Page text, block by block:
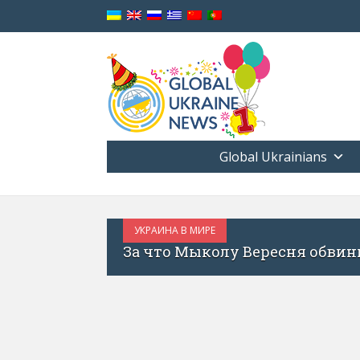
Global Ukrainians
УКРАИНА В МИРЕ
ИЮЛЬ 1, 2017
«Украина сегодня – как
запуске фонда для